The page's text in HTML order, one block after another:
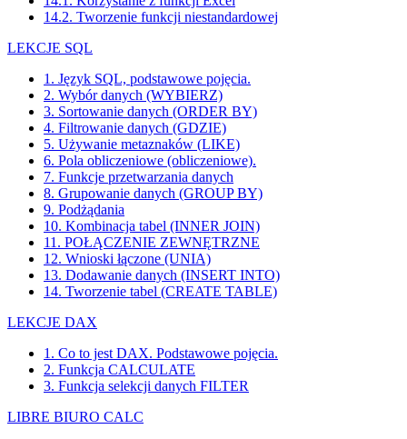
14.2. Tworzenie funkcji niestandardowej
LEKCJE SQL
1. Język SQL, podstawowe pojęcia.
2. Wybór danych (WYBIERZ)
3. Sortowanie danych (ORDER BY)
4. Filtrowanie danych (GDZIE)
5. Używanie metaznaków (LIKE)
6. Pola obliczeniowe (obliczeniowe).
7. Funkcje przetwarzania danych
8. Grupowanie danych (GROUP BY)
9. Podżądania
10. Kombinacja tabel (INNER JOIN)
11. POŁĄCZENIE ZEWNĘTRZNE
12. Wnioski łączone (UNIA)
13. Dodawanie danych (INSERT INTO)
14. Tworzenie tabel (CREATE TABLE)
LEKCJE DAX
1. Co to jest DAX. Podstawowe pojęcia.
2. Funkcja CALCULATE
3. Funkcja selekcji danych FILTER
LIBRE BIURO CALC